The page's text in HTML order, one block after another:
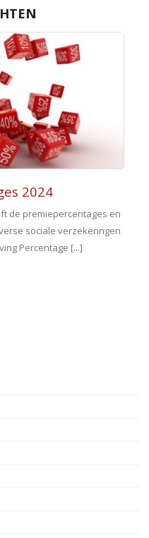
2024
de premiepercentages en
sociale verzekeringen
Percentage [...]